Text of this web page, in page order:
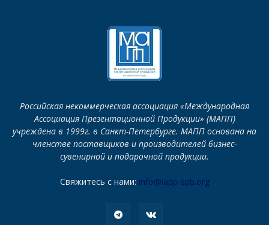
Российская некоммерческая ассоциация «Международная
Ассоциация Презентационной Продукции» (МАПП)
учреждена в 1999г. в Санкт-Петербурге. МАПП основана на
членстве поставщиков и производителей бизнес-
сувенирной и подарочной продукции.
Свяжитесь с нами: info@iapp-spb.org